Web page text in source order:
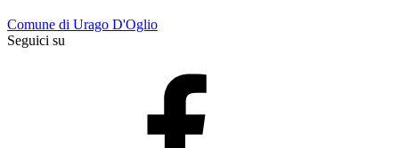
Comune di Urago D'Oglio
Seguici su